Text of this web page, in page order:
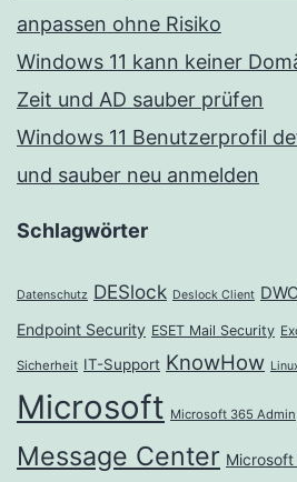
anpassen ohne Risiko
Windows 11 kann keiner
Zeit und AD sauber prüfen
Windows 11 Benutzerprofil
und sauber neu anmelden
Schlagwörter
Datenschutz DESlock Deslock Client
Endpoint Security ESET Mail Security
Sicherheit IT-Support KnowHow
Microsoft Microsoft 365 Admin
Message Center Microsoft